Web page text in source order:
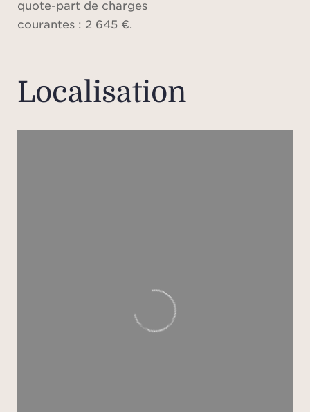
quote-part de charges
courantes : 2 645 €.
Localisation